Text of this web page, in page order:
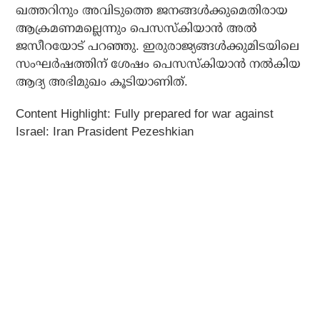
ഖത്തറിനും അവിടുത്തെ ജനങ്ങള്‍ക്കുമെതിരായ
ആക്രമണമല്ലെന്നും പെസസ്‌കിയാന്‍ അല്‍
ജസീറയോട് പറഞ്ഞു. ഇരുരാജ്യങ്ങള്‍ക്കുമിടയിലെ
സംഘര്‍ഷത്തിന് ശേഷം പെസസ്‌കിയാന്‍ നല്‍കിയ
ആദ്യ അഭിമുഖം കൂടിയാണിത്.
Content Highlight: Fully prepared for war against
Israel: Iran Prasident Pezeshkian